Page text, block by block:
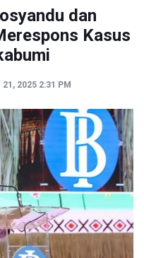
IGRS Rampung 2026
dan
Kasus
21, 2025 2:31 PM